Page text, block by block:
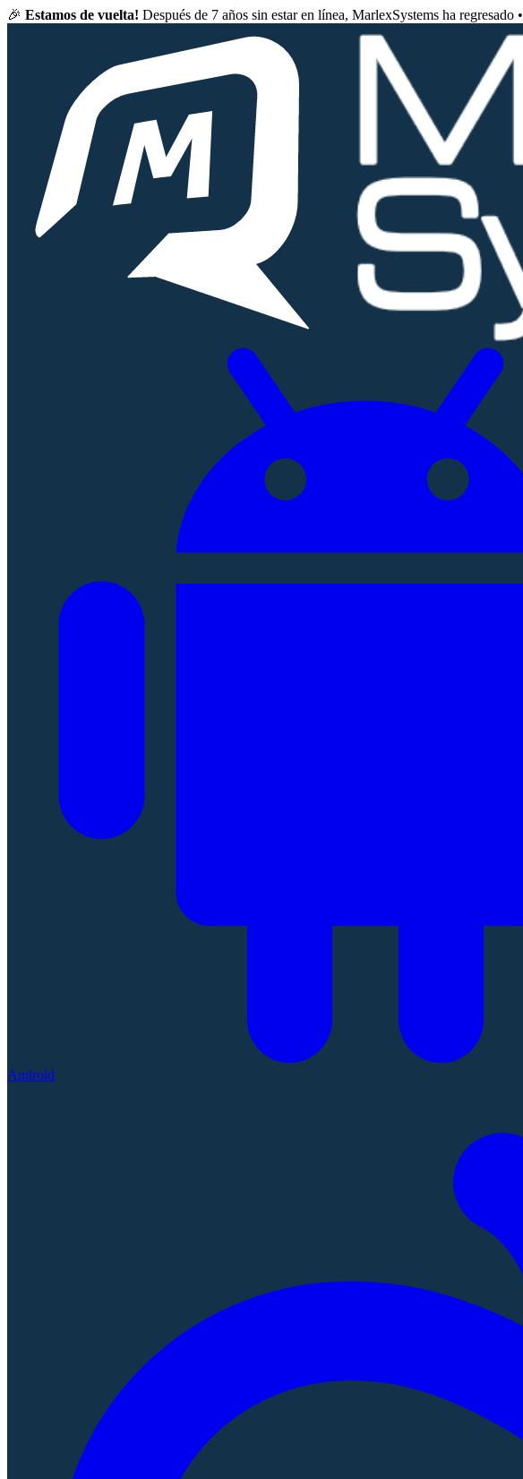
🎉 Estamos de vuelta! Después de 7 años sin estar en línea, MarlexSystems ha regresado •
Android